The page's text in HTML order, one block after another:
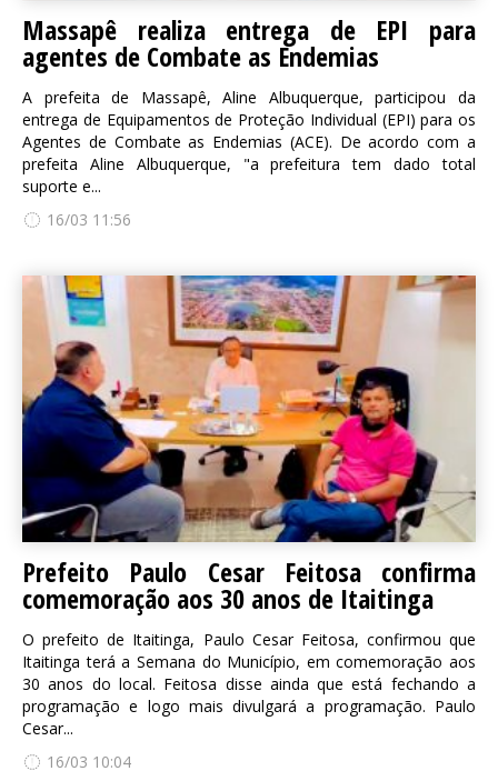
Massapê realiza entrega de EPI para
agentes de Combate as Endemias
A prefeita de Massapê, Aline Albuquerque, participou da
entrega de Equipamentos de Proteção Individual (EPI) para os
Agentes de Combate as Endemias (ACE). De acordo com a
prefeita Aline Albuquerque, "a prefeitura tem dado total
suporte e...
16/03 11:56
Prefeito Paulo Cesar Feitosa confirma
comemoração aos 30 anos de Itaitinga
O prefeito de Itaitinga, Paulo Cesar Feitosa, confirmou que
Itaitinga terá a Semana do Município, em comemoração aos
30 anos do local. Feitosa disse ainda que está fechando a
programação e logo mais divulgará a programação. Paulo
Cesar...
16/03 10:04